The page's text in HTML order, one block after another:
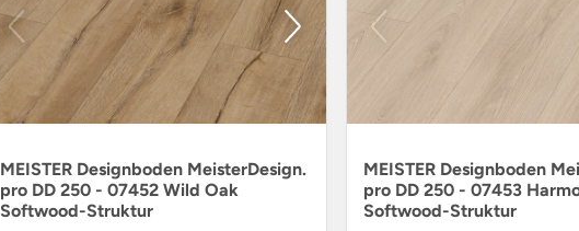
MEISTER Designboden MeisterDesign.
pro DD 250 - 07452 Wild Oak
Softwood-Struktur
MEISTER Designboden
pro DD 250 - 07453
Softwood-Struktur